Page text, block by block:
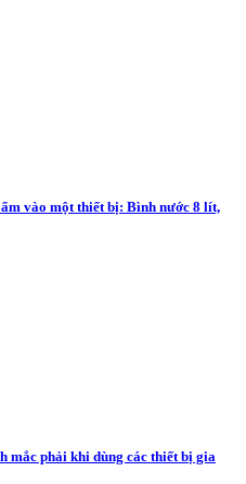
vào một thiết bị: Bình nước 8 lít,
mắc phải khi dùng các thiết bị gia